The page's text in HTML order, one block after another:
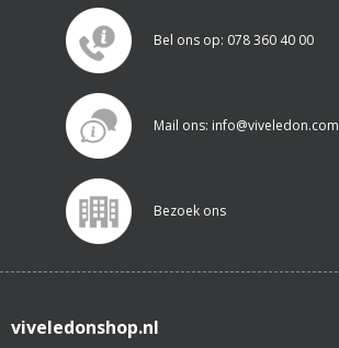
Bel ons op: 078 360 40 00
Mail ons: info@viveledon.com
Bezoek ons
viveledonshop.nl